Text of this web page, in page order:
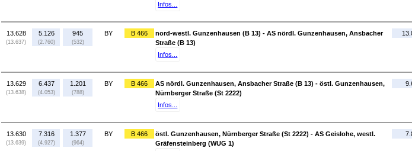
Infos...
13.628
(13.637)
5.126
(2.760)
945
(532)
BY B 466
nord-westl. Gunzenhausen (B 13) - AS nördl. Gunzenhausen, Ansbacher
Straße (B 13)
Infos...
13.629
(13.638)
6.437
(4.053)
1.201
(788)
BY B 466
AS nördl. Gunzenhausen, Ansbacher Straße (B 13) - östl. Gunzenhausen,
Nürnberger Straße (St 2222)
Infos...
13.630
(13.639)
7.316
(4.927)
1.377
(964)
BY B 466
östl. Gunzenhausen, Nürnberger Straße (St 2222) - AS Geislohe, westl.
Gräfensteinberg (WUG 1)